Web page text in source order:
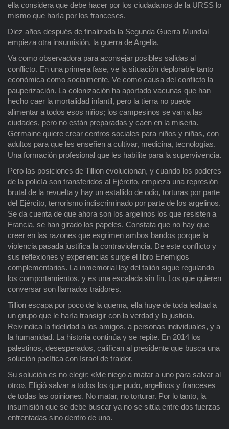
ella considera que debe hacer por los ciudadanos de la URSS lo
mismo que haría por los franceses.
Diez años después de finalizada la Segunda Guerra Mundial
empieza otra insumisión, la guerra de Argelia.
Va como observadora para aconsejar posibles salidas al
conflicto. En una primera fase, ve la situación deplorable tanto
económica como socialmente. Ve como causa del conflicto la
pauperización. La colonización ha aportado vacunas que han
hecho caer la mortalidad infantil, pero la tierra no puede
alimentar a todos esos niños; los campesinos se van a las
ciudades, pero no están preparadas y caen en la miseria.
Germaine quiere crear centros sociales para niños y niñas, con
adultos para que les enseñen a cultivar, medicina, tecnologías.
Una formación profesional que les habilite para la supervivencia.
Pero las posiciones de Tillion evolucionan, y cuando los poderes
de la policía son transferidos al Ejército, empieza una represión
brutal de la revuelta y hay un estallido de odio, torturas por parte
del Ejército, terrorismo indiscriminado por parte de los argelinos.
Se da cuenta de que ahora son los argelinos los que resisten a
Francia, se han girado los papeles. Constata que no hay que
creer en las razones que esgrimen ambos bandos porque la
violencia pasada justifica la contraviolencia. De este conflicto y
sus reflexiones y experiencias surge el libro Enemigos
complementarios. La inmemorial ley del talión sigue regulando
los comportamientos, y es una escalada sin fin. Los que quieren
conversar son llamados traidores.
Tillion escapa por poco de la quema, ella huye de toda lealtad a
un grupo que le haría transigir con la verdad y la justicia.
Reivindica la fidelidad a los amigos, a personas individuales, y a
la humanidad. La historia continúa y se repite. En 2014 los
palestinos, desesperados, califican al presidente que busca una
solución pacífica con Israel de traidor.
Su solución es no elegir: «Me niego a matar a uno para salvar al
otro». Eligió salvar a todos los que pudo, argelinos y franceses
de todas las opiniones. No matar, no torturar. Por lo tanto, la
insumisión que se debe buscar ya no se sitúa entre dos fuerzas
enfrentadas sino dentro de uno.